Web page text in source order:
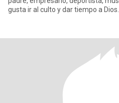
gusta ir al culto y dar tiempo a Dios.